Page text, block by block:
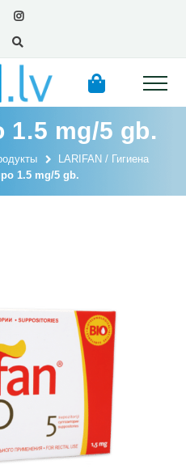
1.5 mg/5 gb.
LARIFAN / Гигиена
1.5 mg/5 gb.